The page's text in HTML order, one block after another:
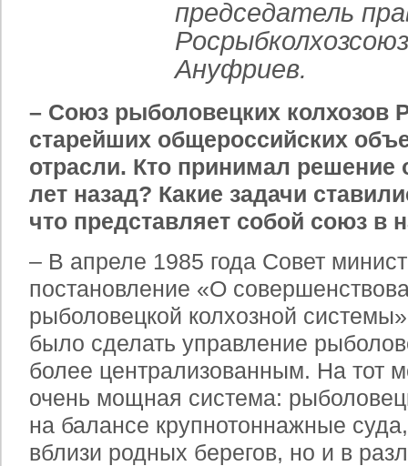
председатель
Ануфриев.
– Союз рыболовецких колхозов
старейших общероссийских
отрасли. Кто принимал решение
лет назад? Какие задачи
что представляет собой союз в
– В апреле 1985 года Совет
постановление «О
рыболовецкой колхозной
было сделать управление
более централизованным. На тот
очень мощная система:
на балансе крупнотоннажные
вблизи родных берегов, но и в